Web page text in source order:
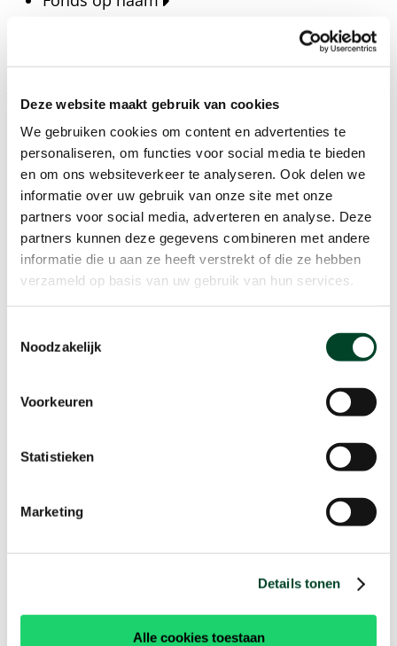
Deze website maakt gebruik van cookies
We gebruiken cookies om content en advertenties te
personaliseren, om functies voor social media te bieden
en om ons websiteverkeer te analyseren. Ook delen we
informatie over uw gebruik van onze site met onze
partners voor social media, adverteren en analyse. Deze
partners kunnen deze gegevens combineren met andere
informatie die u aan ze heeft verstrekt of die ze hebben
verzameld op basis van uw gebruik van hun services.
Noodzakelijk
Voorkeuren
Statistieken
Marketing
Details tonen
Alle cookies toestaan
Blijf op de hoogte van het laatste nieuws, verhalen,
publicaties en ontwikkelingen rondom Kansfonds
en onze missie.
Nieuwsberichten
Nieuws
Verhalen
Beeldbanken
Foto's bestaanszekerheid
Agenda